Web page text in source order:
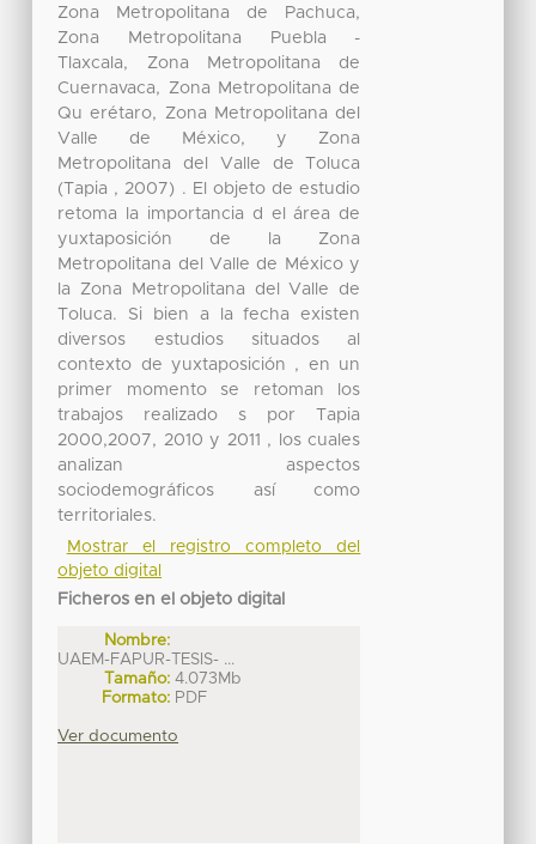
Zona Metropolitana de Pachuca,
Zona Metropolitana Puebla -
Tlaxcala, Zona Metropolitana de
Cuernavaca, Zona Metropolitana de
Qu erétaro, Zona Metropolitana del
Valle de México, y Zona
Metropolitana del Valle de Toluca
(Tapia , 2007) . El objeto de estudio
retoma la importancia d el área de
yuxtaposición de la Zona
Metropolitana del Valle de México y
la Zona Metropolitana del Valle de
Toluca. Si bien a la fecha existen
diversos estudios situados al
contexto de yuxtaposición , en un
primer momento se retoman los
trabajos realizado s por Tapia
2000,2007, 2010 y 2011 , los cuales
analizan aspectos
sociodemográficos así como
territoriales.
Mostrar el registro completo del
objeto digital
Ficheros en el objeto digital
Nombre:
UAEM-FAPUR-TESIS- ...
Tamaño: 4.073Mb
Formato: PDF
Ver documento